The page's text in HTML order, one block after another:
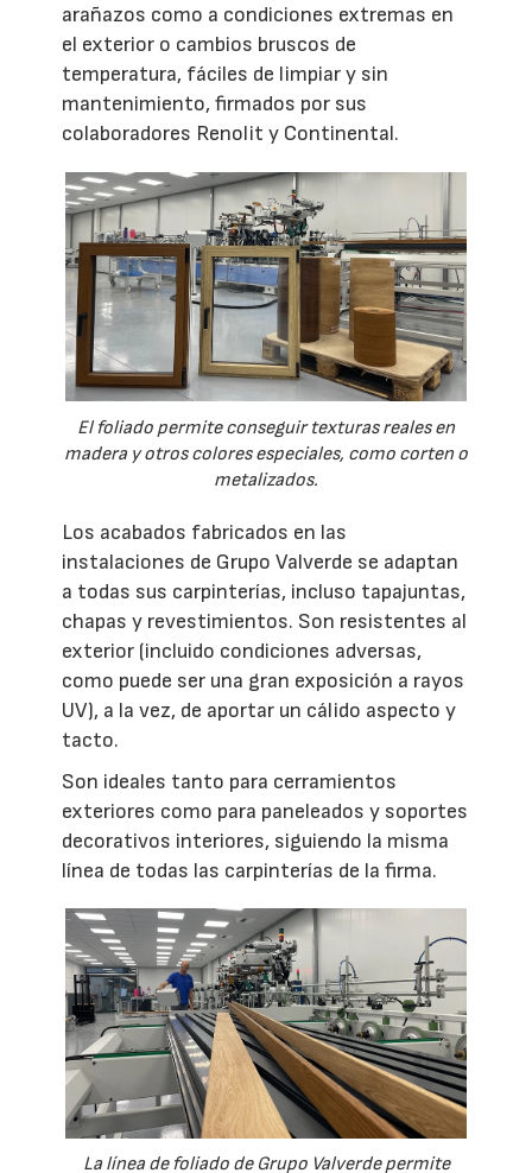
arañazos como a condiciones extremas en
el exterior o cambios bruscos de
temperatura, fáciles de limpiar y sin
mantenimiento, firmados por sus
colaboradores Renolit y Continental.
El foliado permite conseguir texturas reales en
madera y otros colores especiales, como corten o
metalizados.
Los acabados fabricados en las
instalaciones de Grupo Valverde se adaptan
a todas sus carpinterías, incluso tapajuntas,
chapas y revestimientos. Son resistentes al
exterior (incluido condiciones adversas,
como puede ser una gran exposición a rayos
UV), a la vez, de aportar un cálido aspecto y
tacto.
Son ideales tanto para cerramientos
exteriores como para paneleados y soportes
decorativos interiores, siguiendo la misma
línea de todas las carpinterías de la firma.
La línea de foliado de Grupo Valverde permite